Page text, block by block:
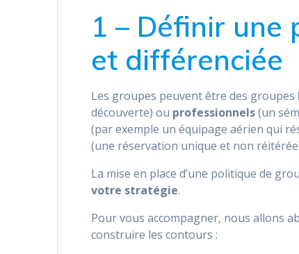
1 – Définir une
et différenciée
Les groupes peuvent être des groupes
découverte) ou professionnels(un
(par exemple un équipage aérien qui
(une réservation unique et non
La mise en place d’une politique de
votre stratégie.
Pour vous accompagner, nous allons
construire les contours :